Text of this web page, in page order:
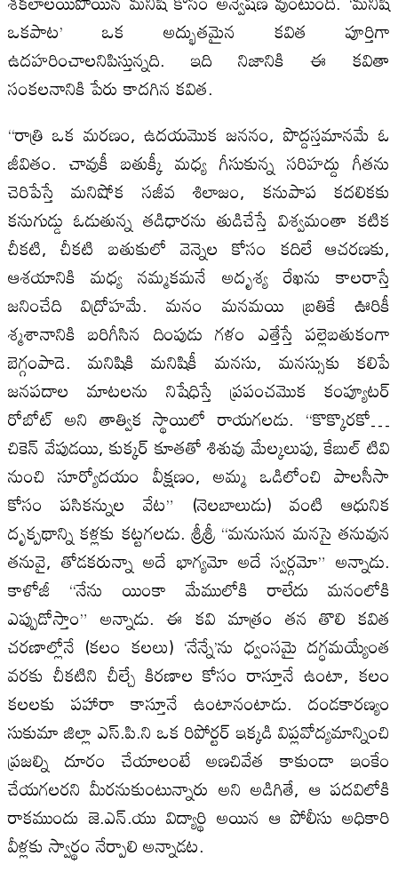
ఒకపాట’ ఒక అద్భుతమైన కవిత పూర్తిగా
ఉదహరించాలనిపిస్తున్నది. ఇది నిజానికి ఈ కవితా
సంకలనానికి పేరు కాదగిన కవిత.
“రాత్రి ఒక మరణం, ఉదయమొక జననం, పొద్దస్తమానమే ఓ
జీవితం. చావుకీ బతుక్కీ మధ్య గీసుకున్న సరిహద్దు గీతను
చెరిపేస్తే మనిషోక సజీవ శిలాజం, కనుపాప కదలికకు
కనుగుడ్డు ఓడుతున్న తడిధారను తుడిచేస్తే విశ్వమంతా కటిక
చీకటి, చీకటి బతుకులో వెన్నెల కోసం కదిలే ఆచరణకు,
ఆశయానికి మధ్య నమ్మకమనే అదృశ్య రేఖను కాలరాస్తే
జనించేది విద్రోహమే. మనం మనమయి బ్రతికే ఊరికీ
శ్మశానానికి బరిగీసిన దింపుడు గళం ఎత్తేస్తే పల్లెబతుకంగా
బెగ్గంపాడె. మనిషికి మనిషికీ మనసు, మనస్సుకు కలిపే
జనపదాల మాటలను నిషేధిస్తే ప్రపంచమొక కంప్యూటర్
రోబోట్ అని తాత్విక స్థాయిలో రాయగలడు. “కొక్కొరకో…
చికెన్ వేపుడయి, కుక్కర్ కూతతో శిశువు మేల్కలుపు, కేబుల్ టివి
నుంచి సూర్యోదయం వీక్షణం, అమ్మ ఒడిలోంచి పాలసీసా
కోసం పసికన్నుల వేట” (నెలబాలుడు) వంటి ఆధునిక
దృక్పథాన్ని కళ్లకు కట్టగలడు. శ్రీశ్రీ “మనుసున మనసై తనువున
తనువై, తోడకరున్నా అదే భాగ్యమో అదే స్వర్గమో” అన్నాడు.
కాళోజీ “నేను యింకా మేములోకి రాలేదు మనంలోకి
ఎప్పుడోస్తాం” అన్నాడు. ఈ కవి మాత్రం తన తొలి కవిత
చరణాల్లోనే (కలం కలలు) ‘నేన్నే’ను ధ్వంసమై దగ్ధమయ్యేంత
వరకు చీకటిని చీల్చే కిరణాల కోసం రాస్తూనే ఉంటా, కలం
కలలకు పహారా కాస్తూనే ఉంటానంటాడు. దండకారణ్యం
సుకుమా జిల్లా ఎస్.పి.ని ఒక రిపోర్టర్ ఇక్కడి విప్లవోద్యమాన్నించి
ప్రజల్ని దూరం చేయాలంటే అణచివేత కాకుండా ఇంకేం
చేయగలరని మీరనుకుంటున్నారు అని అడిగితే, ఆ పదవిలోకి
రాకముందు జె.ఎన్.యు విద్యార్థి అయిన ఆ పోలీసు అధికారి
వీళ్లకు స్వార్థం నేర్పాలి అన్నాడట.